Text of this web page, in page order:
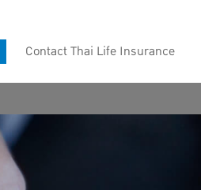
Contact Thai Life Insurance